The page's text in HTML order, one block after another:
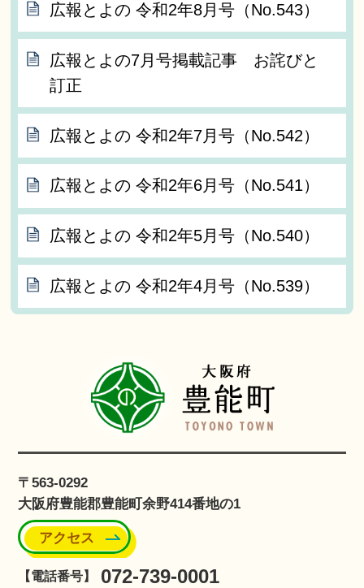
広報とよの 令和2年8月号（No.543）
広報とよの7月号掲載記事 お詫びと
訂正
広報とよの 令和2年7月号（No.542）
広報とよの 令和2年6月号（No.541）
広報とよの 令和2年5月号（No.540）
広報とよの 令和2年4月号（No.539）
〒563-0292
大阪府豊能郡豊能町余野414番地の1
アクセス
【電話番号】 072-739-0001